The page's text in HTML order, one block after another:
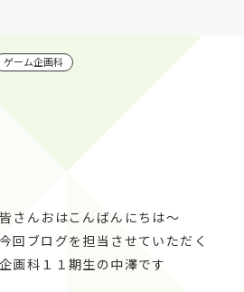
ゲーム企画科
皆さんおはこんばんにちは～
今回ブログを担当させていただく
企画科１１期生の中澤です